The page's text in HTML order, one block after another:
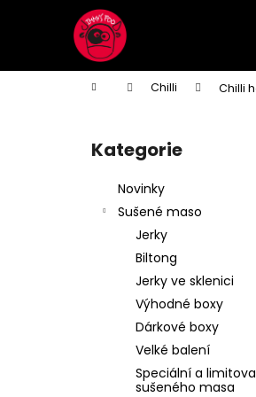
Domů Chilli Chilli
Přeskočit
kategorie
Kategorie
Novinky
Sušené maso
Jerky
Biltong
Jerky ve sklenici
Výhodné boxy
Dárkové boxy
Velké balení
Speciální a
sušeného masa
í
Zpět
do
Zpět
do